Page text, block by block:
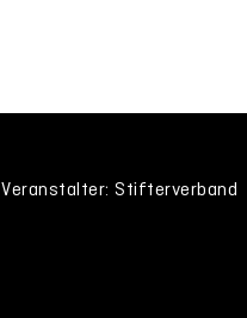
Veranstalter: Stifterverband